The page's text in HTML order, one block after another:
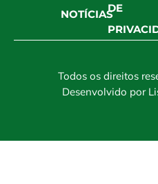
NOTÍCIASDE
Todos os direitos
Desenvolvido por